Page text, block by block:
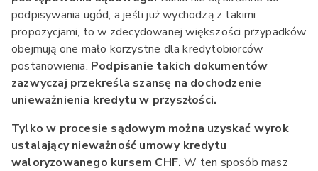
podpisywania ugód, a jeśli już wychodzą z takimi
propozycjami, to w zdecydowanej większości przypadków
obejmują one mało korzystne dla kredytobiorców
postanowienia. Podpisanie takich dokumentów
zazwyczaj przekreśla szansę na dochodzenie
unieważnienia kredytu w przyszłości.
Tylko w procesie sądowym można uzyskać wyrok
ustalający nieważność umowy kredytu
waloryzowanego kursem CHF. W ten sposób masz